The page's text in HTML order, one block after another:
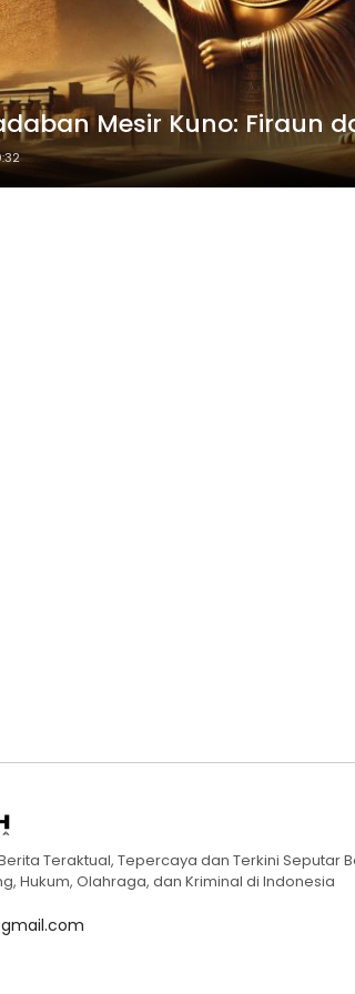
Mesir Kuno: Firaun
Teraktual, Tepercaya dan Terkini Seputar
Hukum, Olahraga, dan Kriminal di Indonesia